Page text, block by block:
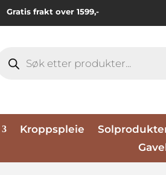
Gratis frakt over 1599,-
search
Kroppspleie